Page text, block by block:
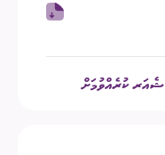
ޝެއަރ ކުރެއްވުމަށް